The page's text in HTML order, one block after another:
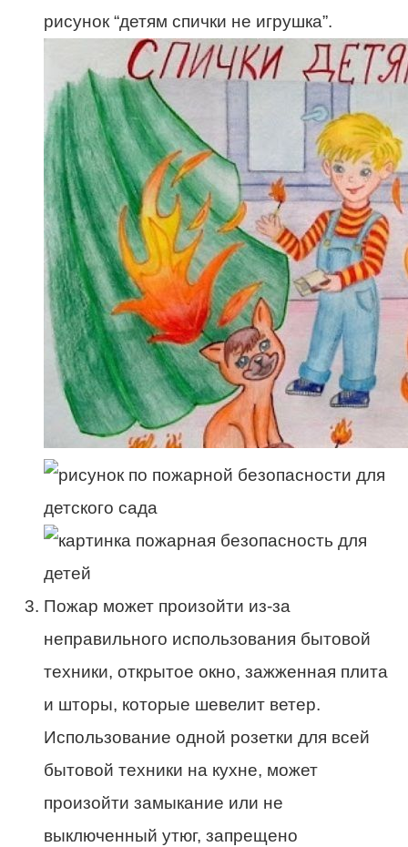
рисунок “детям спички не игрушка”.
Пожар может произойти из-за
неправильного использования бытовой
техники, открытое окно, зажженная плита
и шторы, которые шевелит ветер.
Использование одной розетки для всей
бытовой техники на кухне, может
произойти замыкание или не
выключенный утюг, запрещено